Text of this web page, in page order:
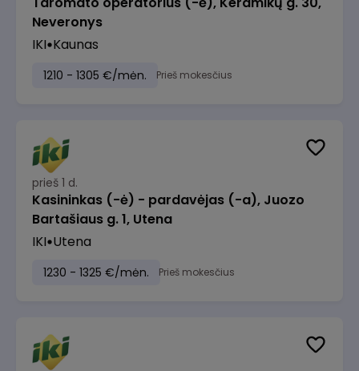
Neveronys
IKI Kaunas
1210 - 1305 €/mėn. Prieš mokesčius
prieš 1 d.
Kasininkas (-ė) - pardavėjas (-a), Juozo
Bartašiaus g. 1, Utena
IKI Utena
1230 - 1325 €/mėn. Prieš mokesčius